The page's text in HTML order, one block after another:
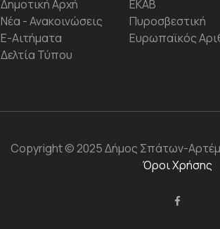
Δημοτική Αρχή
Νέα - Ανακοινώσεις
Ε-Αιτήματα
Δελτία Τύπου
ΕΚΑΒ
Πυροσβεστική
Ευρωπαϊκός
Copyright© 2025 Δήμος Σπάτων-
Όροι Χρήσης